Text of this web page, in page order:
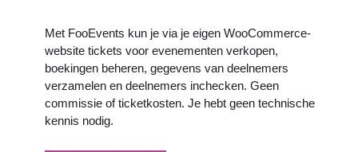
Met FooEvents kun je via je eigen WooCommerce-
website tickets voor evenementen verkopen,
boekingen beheren, gegevens van deelnemers
verzamelen en deelnemers inchecken. Geen
commissie of ticketkosten. Je hebt geen technische
kennis nodig.